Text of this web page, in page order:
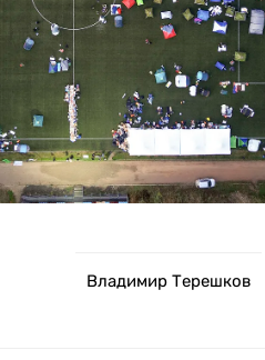
Владимир Терешков